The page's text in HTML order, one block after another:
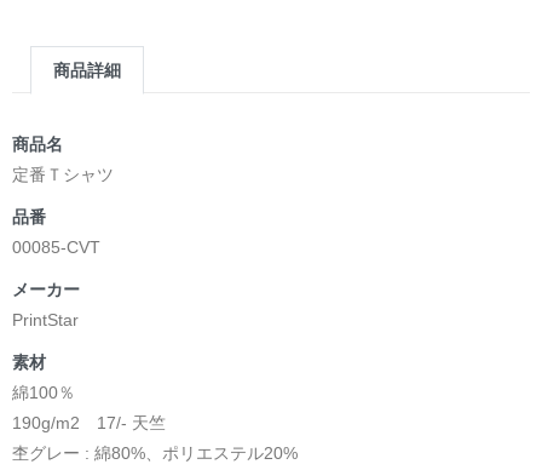
商品詳細
商品名
定番Ｔシャツ
品番
00085-CVT
メーカー
PrintStar
素材
綿100％
190g/m2 17/- 天竺
杢グレー : 綿80%、ポリエステル20%